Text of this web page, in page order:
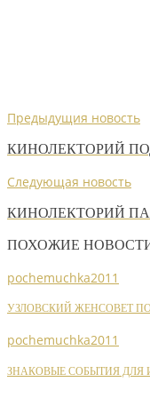
Предыдущия новость
КИНОЛЕКТОРИЙ
Следующая новость
КИНОЛЕКТОРИЙ
ПОХОЖИЕ
pochemuchka2011
УЗЛОВСКИЙ ЖЕНСОВЕТ
pochemuchka2011
ЗНАКОВЫЕ СОБЫТИЯ ДЛЯ